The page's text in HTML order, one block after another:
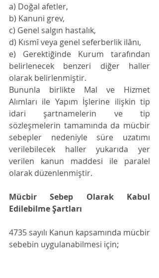
a) Doğal afetler,
b) Kanuni grev,
c) Genel salgın hastalık,
d) Kısmî veya genel seferberlik ilânı,
e) Gerektiğinde Kurum tarafından
belirlenecek benzeri diğer haller
olarak belirlenmiştir.
Bununla birlikte Mal ve Hizmet
Alımları ile Yapım İşlerine ilişkin tip
idari şartnamelerin ve tip
sözleşmelerin tamamında da mücbir
sebepler nedeniyle süre uzatımı
verilebilecek haller yukarıda yer
verilen kanun maddesi ile paralel
olarak düzenlenmiştir.
Mücbir Sebep Olarak Kabul
Edilebilme Şartları
4735 sayılı Kanun kapsamında mücbir
sebebin uygulanabilmesi için;